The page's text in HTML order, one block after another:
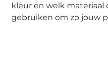
kleur en welk materiaal
gebruiken om zo jouw